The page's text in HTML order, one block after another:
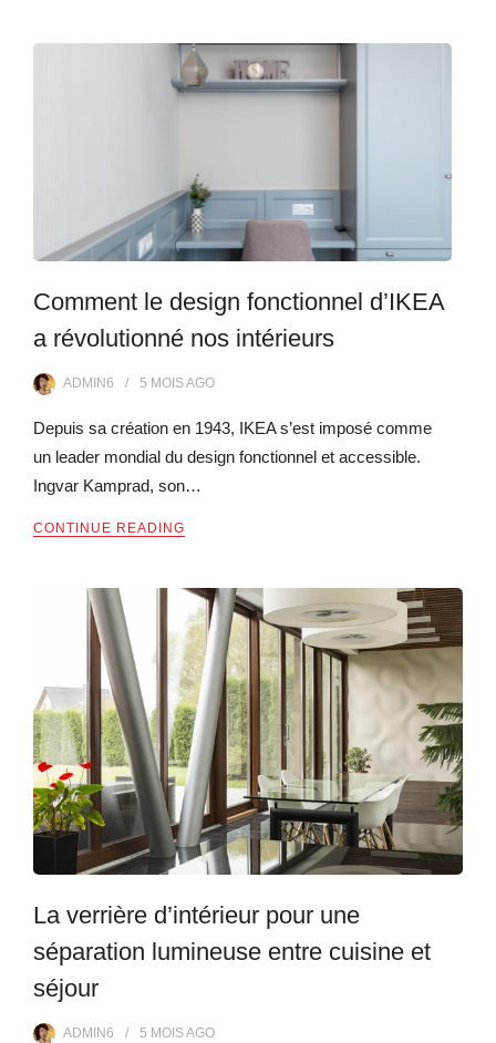
Comment le design fonctionnel d’IKEA
a révolutionné nos intérieurs
ADMIN6 5 MOISAGO
Depuis sa création en 1943, IKEA s’est imposé comme
un leader mondial du design fonctionnel et accessible.
Ingvar Kamprad, son…
CONTINUE READING
La verrière d’intérieur pour une
séparation lumineuse entre cuisine et
séjour
ADMIN6 5 MOISAGO